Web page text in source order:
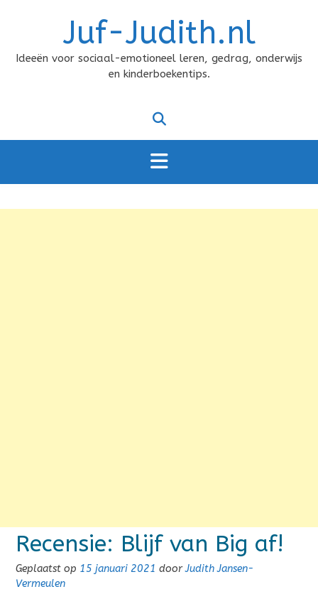
Juf-Judith.nl
Ideeën voor sociaal-emotioneel leren, gedrag, onderwijs
en kinderboekentips.
Recensie: Blijf van Big af!
Geplaatst op 15 januari 2021 doorJudith Jansen-
Vermeulen